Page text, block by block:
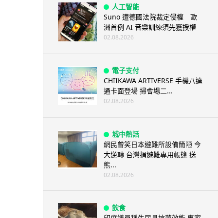
人工智能
Suno 遭德國法院裁定侵權 歐
洲首例 AI 音樂訓練須先獲授權
02.08.2026
電子支付
CHIIKAWA ARTIVERSE 手機八達
通卡面登場 掃會場二...
02.08.2026
城中熱話
網民曾笑日本避難所設備簡陋 今
大逆轉 台灣捐避難專用帳篷 送
熊...
02.08.2026
飲食